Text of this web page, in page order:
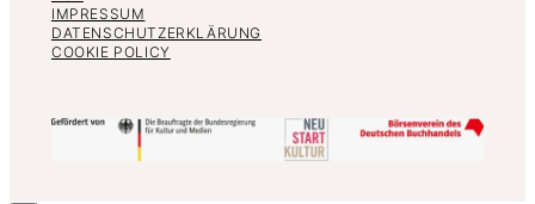
IMPRESSUM
DATENSCHUTZERKLÄRUNG
COOKIE POLICY